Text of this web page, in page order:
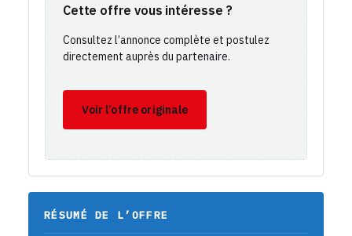
Cette offre vous intéresse ?
Consultez l’annonce complète et postulez
directement auprès du partenaire.
Voir l’offre originale
RÉSUMÉ DE L’OFFRE